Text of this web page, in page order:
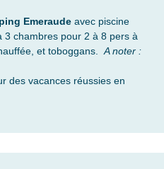
Emeraude avec piscine
3 chambres pour 2 à 8 pers à
et toboggans. A noter :
des vacances réussies en